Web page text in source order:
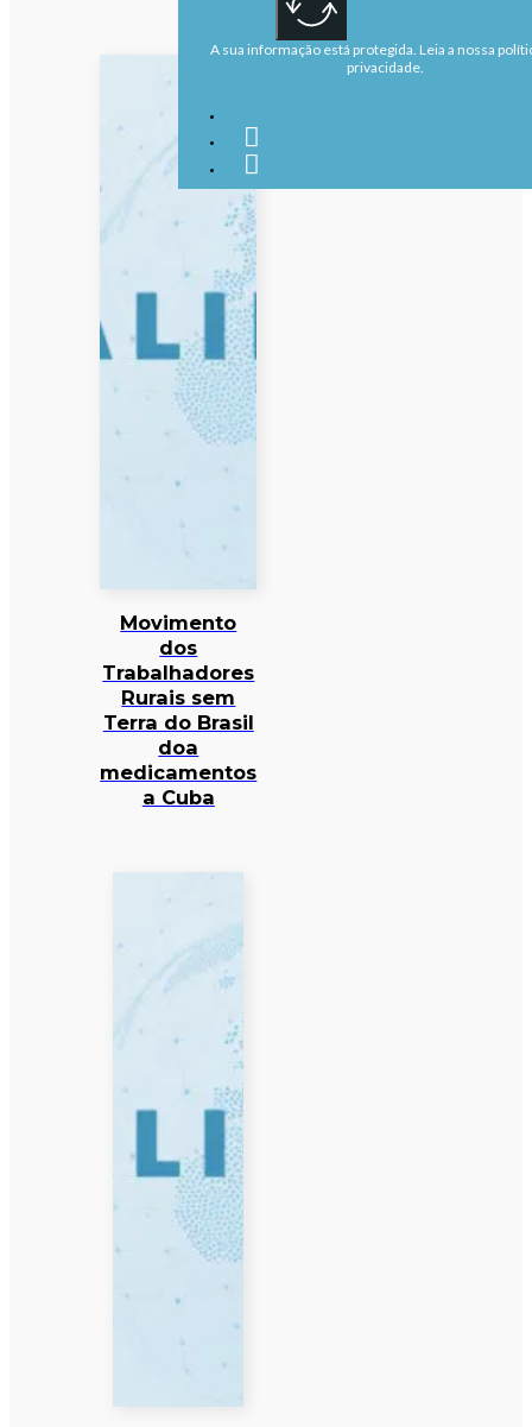
Movimento
dos
Trabalhadores
Rurais sem
Terra do Brasil
doa
medicamentos
a Cuba
A sua informação está protegida. Leia a nossa
privacidade.